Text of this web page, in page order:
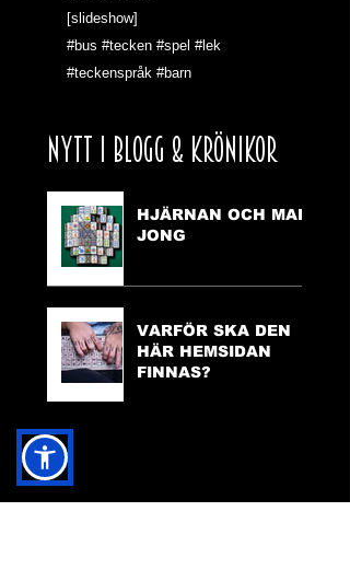
[slideshow]
#bus #tecken #spel #lek
#teckenspråk #barn
NYTT I BLOGG & KRÖNIKOR
HJÄRNAN OCH MAH
JONG
VARFÖR SKA DEN
HÄR HEMSIDAN
FINNAS?